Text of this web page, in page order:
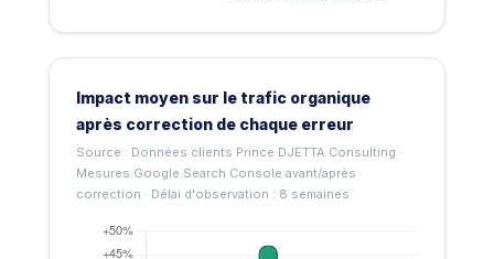
Impact moyen sur le trafic organique
après correction de chaque erreur
Source : Données clients Prince DJETTA Consulting ·
Mesures Google Search Console avant/après
correction · Délai d'observation : 8 semaines